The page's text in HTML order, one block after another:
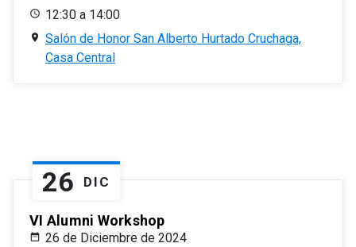
12:30 a 14:00
Salón de Honor San Alberto Hurtado Cruchaga,
Casa Central
26 DIC
VI Alumni Workshop
26 de Diciembre de 2024